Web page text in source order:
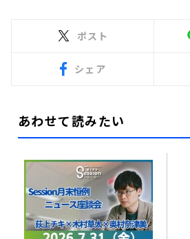
ポスト
シェア
あわせて読みたい